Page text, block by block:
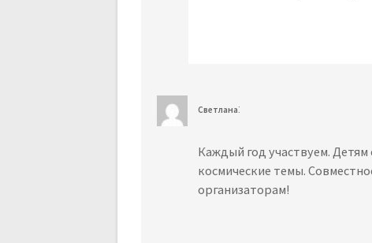
Светлана:
Каждый год участвуем.
космические темы.
организаторам!